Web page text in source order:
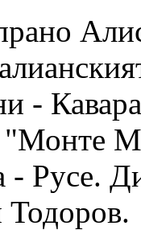
-
"Монте
- Русе.